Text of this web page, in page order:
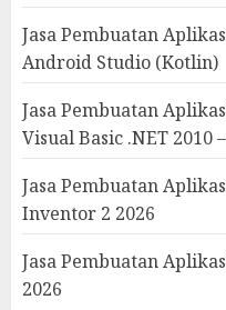
Jasa Pembuatan
Android Studio (Kotlin)
Jasa Pembuatan
Visual Basic .NET 2010
Jasa Pembuatan
Inventor 2 2026
Jasa Pembuatan
2026